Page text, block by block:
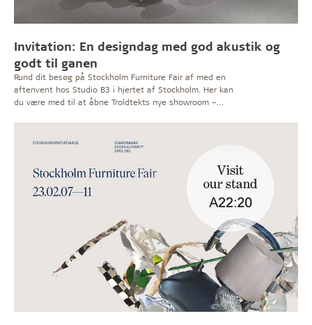
Invitation: En designdag med god akustik og
godt til ganen
Rund dit besøg på Stockholm Furniture Fair af med en
aftenvent hos Studio B3 i hjertet af Stockholm. Her kan
du være med til at åbne Troldtekts nye showroom –